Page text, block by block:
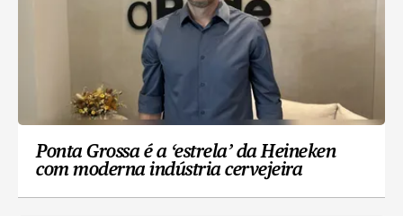
Ponta Grossa é a ‘estrela’ da Heineken
com moderna indústria cervejeira